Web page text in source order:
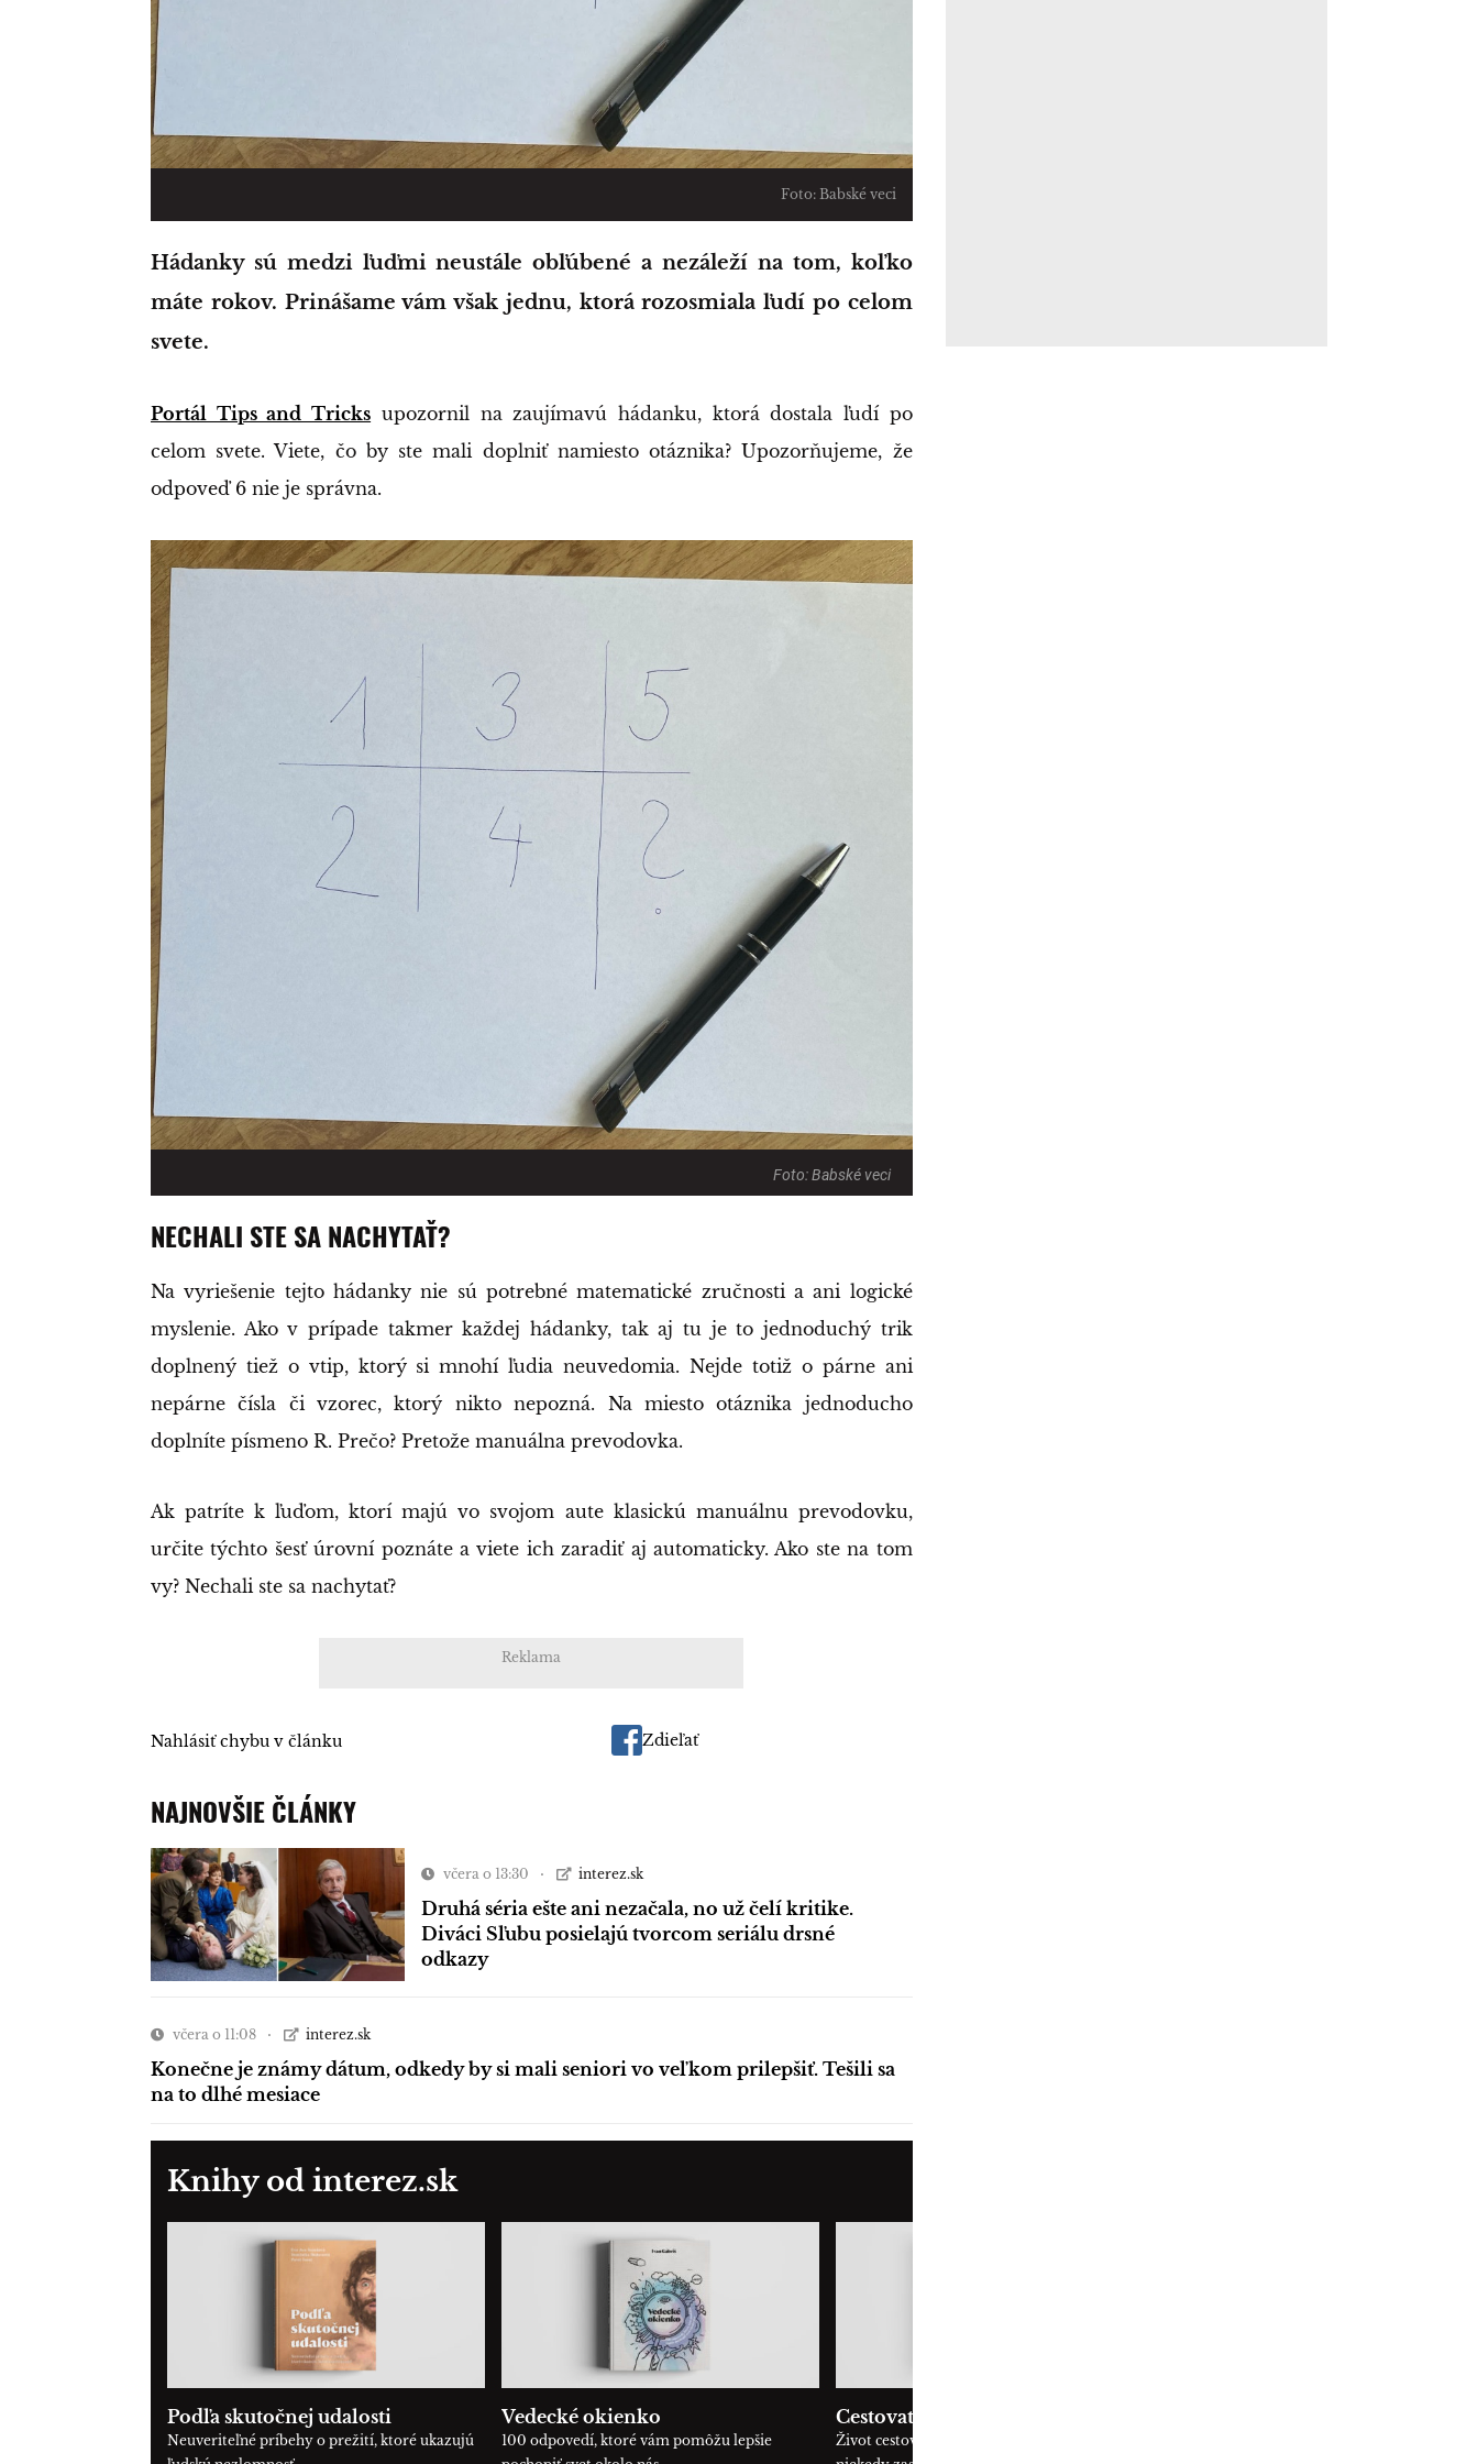
Foto: Babské veci
Hádanky sú medzi ľuďmi neustále obľúbené a nezáleží na tom, koľko
máte rokov. Prinášame vám však jednu, ktorá rozosmiala ľudí po celom
svete.
Portál Tips and Tricks upozornil na zaujímavú hádanku, ktorá dostala ľudí po
celom svete. Viete, čo by ste mali doplniť namiesto otáznika? Upozorňujeme, že
odpoveď 6 nie je správna.
Foto: Babské veci
NECHALI STE SA NACHYTAŤ?
Na vyriešenie tejto hádanky nie sú potrebné matematické zručnosti a ani logické
myslenie. Ako v prípade takmer každej hádanky, tak aj tu je to jednoduchý trik
doplnený tiež o vtip, ktorý si mnohí ľudia neuvedomia. Nejde totiž o párne ani
nepárne čísla či vzorec, ktorý nikto nepozná. Na miesto otáznika jednoducho
doplníte písmeno R. Prečo? Pretože manuálna prevodovka.
Ak patríte k ľuďom, ktorí majú vo svojom aute klasickú manuálnu prevodovku,
určite týchto šesť úrovní poznáte a viete ich zaradiť aj automaticky. Ako ste na tom
vy? Nechali ste sa nachytať?
Reklama
Nahlásiť chybu v článku Zdieľať
NAJNOVŠIE ČLÁNKY
včera o 13:30 interez.sk
Druhá séria ešte ani nezačala, no už čelí kritike.
Diváci Sľubu posielajú tvorcom seriálu drsné
odkazy
včera o 11:08 interez.sk
Konečne je známy dátum, odkedy by si mali seniori vo veľkom prilepšiť. Tešili sa
na to dlhé mesiace
Knihy od interez.sk
Podľa skutočnej udalosti
Neuveriteľné príbehy o prežití, ktoré ukazujú
Vedecké okienko
100 odpovedí, ktoré vám pomôžu lepšie
Cestovateľ
Život cestovateľa bez filtrov, ktorý by si